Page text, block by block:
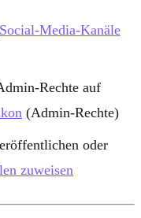
Social-Media-Kanäle
Rechte auf
(Admin-Rechte)
oder
zuweisen